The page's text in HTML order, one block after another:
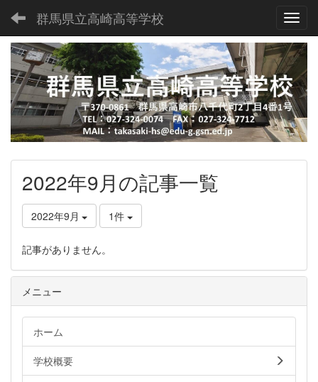
群馬県立高崎高等学校
2022年9月の記事一覧
2022年9月 1件
記事がありません。
メニュー
ホーム
学校概要